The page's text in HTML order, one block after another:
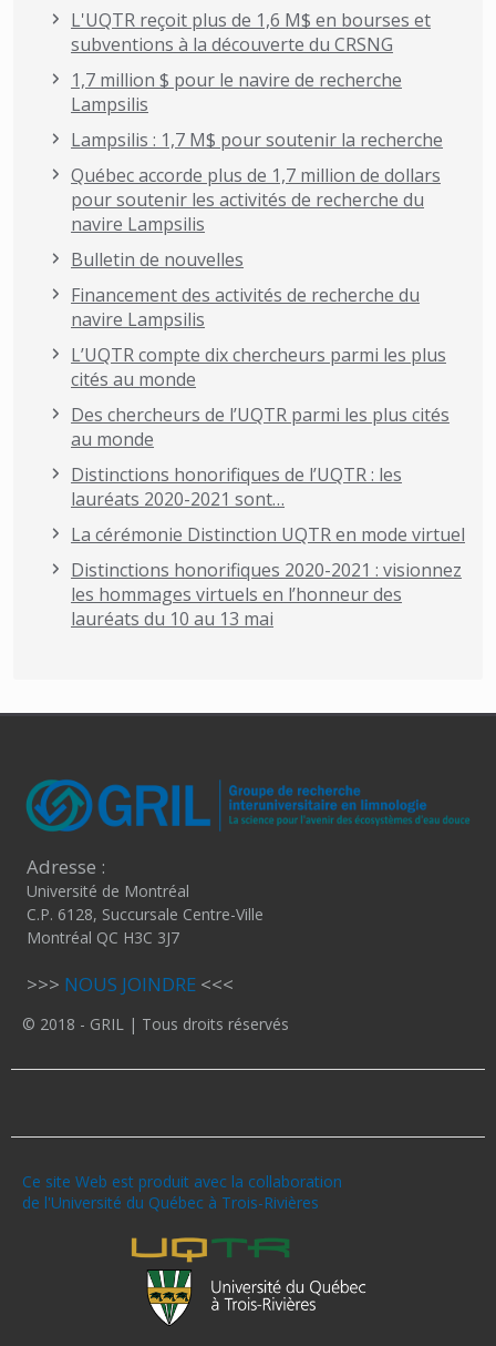
L'UQTR reçoit plus de 1,6 M$ en bourses et
subventions à la découverte du CRSNG
1,7 million $ pour le navire de recherche
Lampsilis
Lampsilis : 1,7 M$ pour soutenir la recherche
Québec accorde plus de 1,7 million de dollars
pour soutenir les activités de recherche du
navire Lampsilis
Bulletin de nouvelles
Financement des activités de recherche du
navire Lampsilis
L’UQTR compte dix chercheurs parmi les plus
cités au monde
Des chercheurs de l’UQTR parmi les plus cités
au monde
Distinctions honorifiques de l’UQTR : les
lauréats 2020-2021 sont…
La cérémonie Distinction UQTR en mode virtuel
Distinctions honorifiques 2020-2021 : visionnez
les hommages virtuels en l’honneur des
lauréats du 10 au 13 mai
Adresse :
Université de Montréal
C.P. 6128, Succursale Centre-Ville
Montréal QC H3C 3J7
>>> NOUS JOINDRE <<<
© 2018 - GRIL | Tous droits réservés
Ce site Web est produit avec la collaboration
de l'Université du Québec à Trois-Rivières